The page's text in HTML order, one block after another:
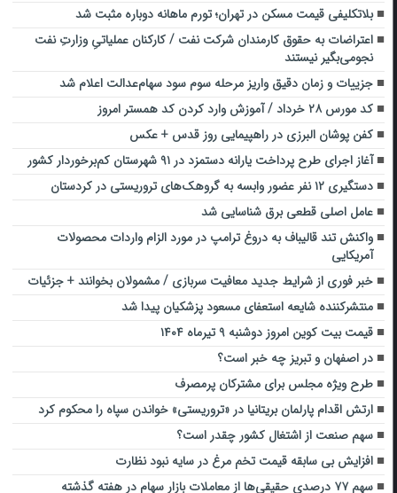
بلاتکلیفی قیمت مسکن در تهران؛ تورم ماهانه دوباره مثبت شد
اعتراضات به حقوق کارمندان شرکت نفت / کارکنان عملیاتیِ وزارتِ نفت
نجومی‌بگیر نیستند
جزییات و زمان دقیق واریز مرحله سوم سود سهام‌عدالت اعلام شد
کد مورس ۲۸ خرداد / آموزش وارد کردن کد همستر امروز
کفن پوشان البرزی در راهپیمایی روز قدس + عکس
آغاز اجرای طرح پرداخت یارانه دستمزد در ۹۱ شهرستان کم‌برخوردار کشور
دستگیری ۱۲ نفر عضور وابسه به گروهک‌های تروریستی در کردستان
عامل اصلی قطعی برق شناسایی شد
واکنش تند قالیباف به دروغ ترامپ در مورد الزام واردات محصولات
آمریکایی
خبر فوری از شرایط جدید معافیت سربازی / مشمولان بخوانند + جزئیات
منتشرکننده شایعه استعفای مسعود پزشکیان پیدا شد
قیمت بیت کوین امروز دوشنبه ۹ تیرماه ۱۴۰۴
در اصفهان و تبریز چه خبر است؟
طرح ویژه مجلس برای مشترکان پرمصرف
ارتش اقدام پارلمان بریتانیا در «تروریستی» خواندن سپاه را محکوم کرد
سهم صنعت از اشتغال کشور چقدر است؟
افزایش بی سابقه قیمت تخم مرغ در سایه نبود نظارت
سهم ۷۷ درصدی حقیقی‌ها از معاملات بازار سهام در هفته‌ گذشته